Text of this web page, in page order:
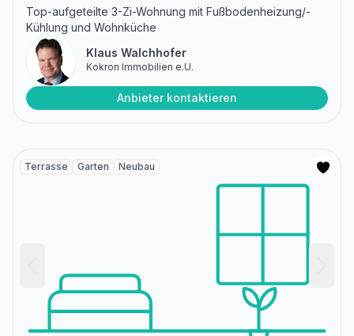
Top-aufgeteilte 3-Zi-Wohnung mit Fußbodenheizung/-
Kühlung und Wohnküche
Klaus Walchhofer
Kokron Immobilien e.U.
Anbieter kontaktieren
Terrasse Garten Neubau